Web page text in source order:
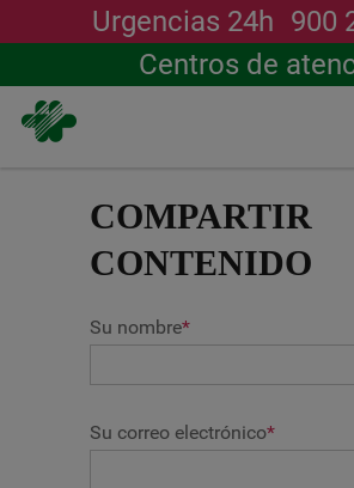
Urgencias 24h 900
Centros de
COMPARTIR
CONTENIDO
Su nombre*
Su correo electrónico*